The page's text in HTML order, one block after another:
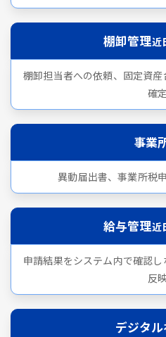
棚卸管理近
棚卸担当者への依頼、固定資
確定
事業
異動届出書、事業所税
給与管理近
申請結果をシステム内で確認
反
デジタ